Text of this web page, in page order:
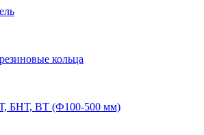
кольца
БНТ, ВТ (Ф100-500 мм)